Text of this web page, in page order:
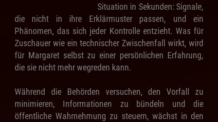
Situation in Sekunden: Signale,
die nicht in ihre Erklärmuster passen, und ein
Phänomen, das sich jeder Kontrolle entzieht. Was für
Zuschauer wie ein technischer Zwischenfall wirkt, wird
für Margaret selbst zu einer persönlichen Erfahrung,
die sie nicht mehr wegreden kann.
Während die Behörden versuchen, den Vorfall zu
minimieren, Informationen zu bündeln und die
öffentliche Wahrnehmung zu steuern, wächst in den